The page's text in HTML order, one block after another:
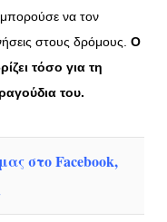
να τον
στους δρόμους. Ο
τόσο για τη
του.
στο Facebook,